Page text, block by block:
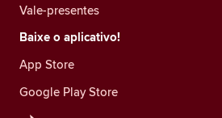
Vale-presentes
Baixe o aplicativo!
App Store
Google Play Store